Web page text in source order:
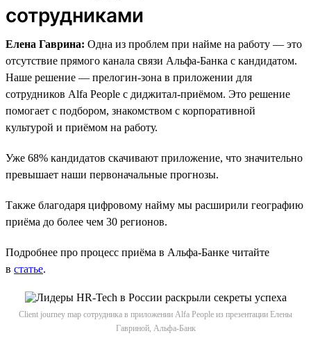
сотрудниками
Елена Гаврина: Одна из проблем при найме на работу — это
отсутствие прямого канала связи Альфа-Банка с кандидатом.
Наше решение — прелогин-зона в приложении для
сотрудников Alfa People с диджитал-приёмом. Это решение
помогает с подбором, знакомством с корпоративной
культурой и приёмом на работу.
Уже 68% кандидатов скачивают приложение, что значительно
превышает наши первоначальные прогнозы.
Также благодаря цифровому найму мы расширили географию
приёма до более чем 30 регионов.
Подробнее про процесс приёма в Альфа-Банке читайте
в статье.
Client journey map сотрудника в приложении Alfa People из презентации Елены
Гавриной, Альфа-Банк